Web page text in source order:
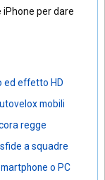
iPhone per dare
ed effetto HD
mobili
regge
a squadre
o PC